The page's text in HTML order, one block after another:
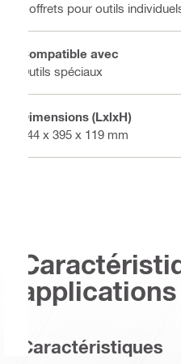
Coffrets pour outils
Compatible avec
Outils spéciaux
Dimensions (LxlxH)
444 x 395 x 119 mm
applications
Caractéristiques